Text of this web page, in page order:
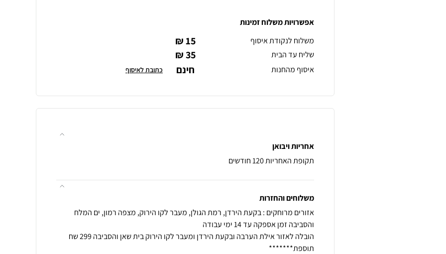
אפשרויות משלוח זמינות
משלוח לנקודת איסוף
15 ₪
שליח עד הבית 35 ₪
איסוף מהחנות חינם כתובת לאיסוף
אחריות ויבואן
תקופת האחריות 120 חודשים
משלוחים והחזרות
הובלה לאזור אילת הערבה ובקעת הירדן ומעבר לקו הירוק בית שאן והסביבה 299 שח
תוספת*******